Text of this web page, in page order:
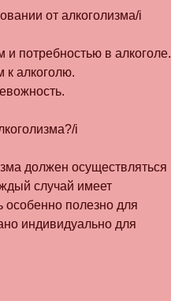
от алкоголизма/i
и потребностью в алкоголе.
к алкоголю.
i
должен осуществляться
случай имеет
особенно полезно для
индивидуально для